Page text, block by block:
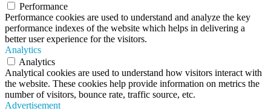
Performance
Performance cookies are used to understand and analyze the key
performance indexes of the website which helps in delivering a
better user experience for the visitors.
Analytics
Analytics
Analytical cookies are used to understand how visitors interact with
the website. These cookies help provide information on metrics the
number of visitors, bounce rate, traffic source, etc.
Advertisement